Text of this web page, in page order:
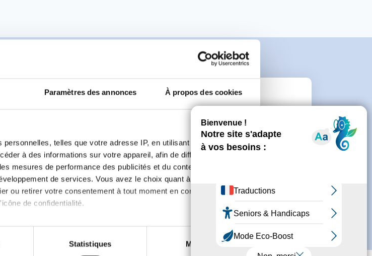
Paramètres des annonces À propos des cookies
personnelles, telles que votre adresse IP, en utilisant des
à des informations sur votre appareil, afin de diffuser des
mesures de performance des publicités et du contenu, ainsi que de
de services. Vous avez le choix quant à l'utilisation de
ou retirer votre consentement à tout moment en consultant la
de confidentialité.
géographique qui peuvent être précises à plusieurs mètres près
Statistiques Marketing
commentaire
vous aurez besoin de vous connecter ou de créer un compte.
Créer un nouveau compte